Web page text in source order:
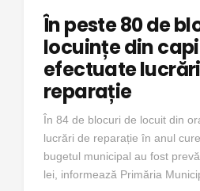
În peste 80 de
locuințe din
efectuate
reparație
În 84 de blocuri de locuit din
lucrări de reparație în anul
bugetul municipal au fost
lei, informează Primăria